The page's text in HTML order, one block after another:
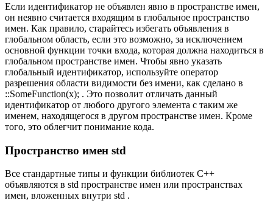
Если идентификатор не объявлен явно в пространстве имен,
он неявно считается входящим в глобальное пространство
имен. Как правило, старайтесь избегать объявления в
глобальном область, если это возможно, за исключением
основной функции точки входа, которая должна находиться в
глобальном пространстве имен. Чтобы явно указать
глобальный идентификатор, используйте оператор
разрешения области видимости без имени, как сделано в
::SomeFunction(x); . Это позволит отличать данный
идентификатор от любого другого элемента с таким же
именем, находящегося в другом пространстве имен. Кроме
того, это облегчит понимание кода.
Пространство имен std
Все стандартные типы и функции библиотек C++
объявляются в std пространстве имен или пространствах
имен, вложенных внутри std .